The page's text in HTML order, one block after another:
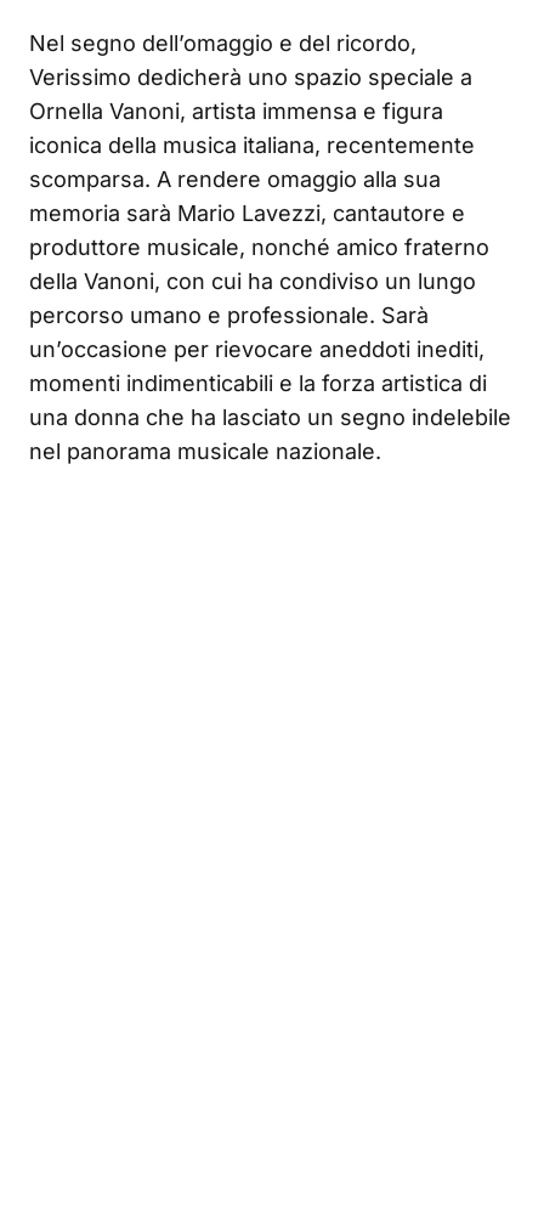
Nel segno dell’omaggio e del ricordo,
Verissimo dedicherà uno spazio speciale a
Ornella Vanoni, artista immensa e figura
iconica della musica italiana, recentemente
scomparsa. A rendere omaggio alla sua
memoria sarà Mario Lavezzi, cantautore e
produttore musicale, nonché amico fraterno
della Vanoni, con cui ha condiviso un lungo
percorso umano e professionale. Sarà
un’occasione per rievocare aneddoti inediti,
momenti indimenticabili e la forza artistica di
una donna che ha lasciato un segno indelebile
nel panorama musicale nazionale.